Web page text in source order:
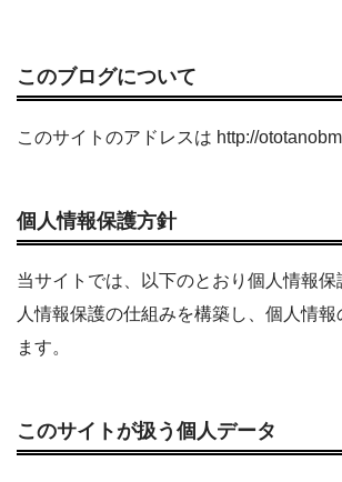
このブログについて
このサイトのアドレスは http://
個人情報保護方針
当サイトでは、以下のとおり個人情報
人情報保護の仕組みを構築し、個人情
ます。
このサイトが扱う個人データ